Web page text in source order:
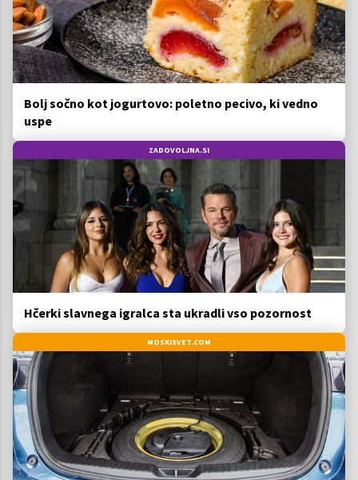
Bolj sočno kot jogurtovo: poletno pecivo, ki vedno
uspe
ZADOVOLJNA.SI
Hčerki slavnega igralca sta ukradli vso pozornost
MOSKISVET.COM